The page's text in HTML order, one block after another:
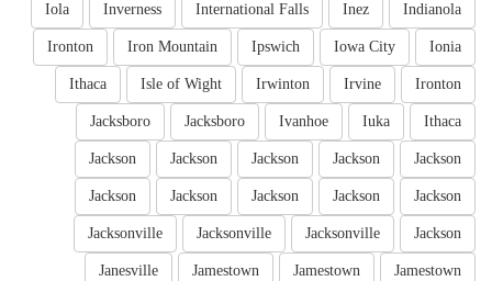
Indianola
Inez
International Falls
Inverness
Iola
Ionia
Iowa City
Ipswich
Iron Mountain
Ironton
Ironton
Irvine
Irwinton
Isle of Wight
Ithaca
Ithaca
Iuka
Ivanhoe
Jacksboro
Jacksboro
Jackson
Jackson
Jackson
Jackson
Jackson
Jackson
Jackson
Jackson
Jackson
Jackson
Jackson
Jacksonville
Jacksonville
Jacksonville
Jamestown
Jamestown
Jamestown
Janesville